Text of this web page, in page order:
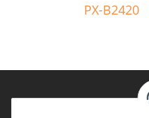
PX-B2420